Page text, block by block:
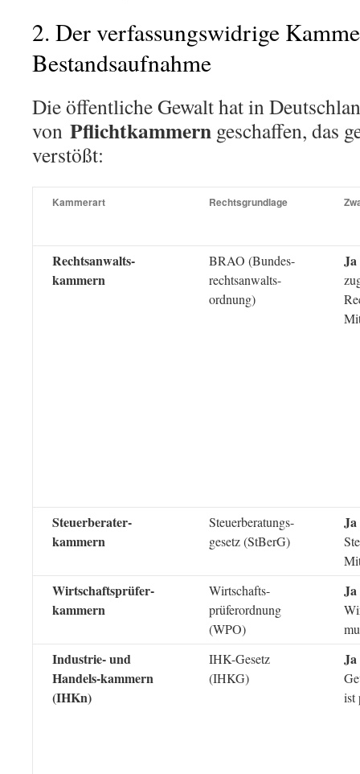
2. Der verfassungswidrige
Bestandsaufnahme
Die öffentliche Gewalt hat in
von Pflichtkammern geschaffen, das
verstößt:
Kammerart Rechtsgrundlage
Rechtsanwalts-
kammern
BRAO (Bundes-
rechtsanwalts-
ordnung)
Ja
Steuerberater-
kammern
Steuerberatungs-
gesetz (StBerG)
Ja
Wirtschaftsprüfer-
kammern
Wirtschafts-
prüferordnung
(WPO)
Ja
Industrie- und
Handels-kammern
(IHKn)
IHK-Gesetz
(IHKG)
Ja
ist